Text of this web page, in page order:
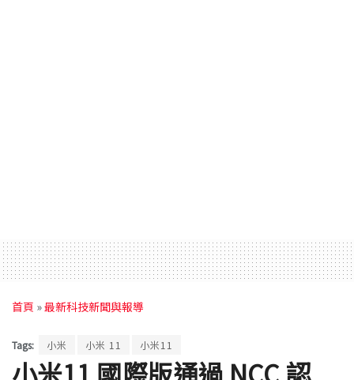
首頁 »最新科技新聞與報導
Tags: 小米 小米 11 小米11
小米11 國際版通過 NCC 認